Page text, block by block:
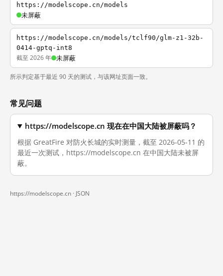
https://modelscope.cn/models
未屏蔽
https://modelscope.cn/models/tclf90/glm-z1-32b-
0414-gptq-int8
截至 2026 年 未屏蔽
所示判定基于最近 90 天的测试，与该网址页面一致。
常见问题
https://modelscope.cn 现在在中国大陆被屏蔽吗？
根据 GreatFire 对防火长城的实时测量，截至 2026-05-11 的
最近一次测试，https://modelscope.cn 在中国大陆未被屏
蔽。
https://modelscope.cn · JSON